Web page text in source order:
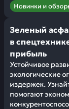
Новинки и
Зеленый
в
прибыль
Устойчивое
экологические
издержек.
помогают